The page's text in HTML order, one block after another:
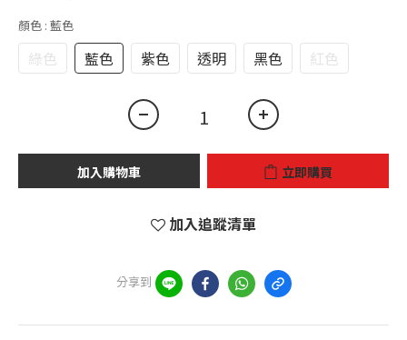
顏色 : 藍色
綠色 藍色 紫色 透明 黑色 紅色
加入購物車 立即購買
加入追蹤清單
分享到